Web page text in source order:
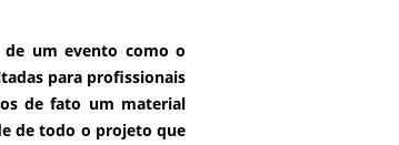
um evento como o
para profissionais
de fato um material
de todo o projeto que